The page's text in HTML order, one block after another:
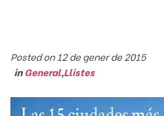
Posted on 12 de gener de 2015
inGeneral,Llistes